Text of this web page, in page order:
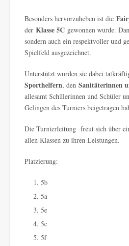
Besonders hervorzuheben ist die
der Klasse 5C gewonnen wurde.
sondern auch ein respektvoller und
Spielfeld ausgezeichnet.
Unterstützt wurden sie dabei
Sporthelfern, den Sanitäterinnen
allesamt Schülerinnen und Schüler
Gelingen des Turniers beigetragen
Die Turnierleitung freut sich über
allen Klassen zu ihren Leistungen.
Platzierung:
5b
5a
5e
5c
5f